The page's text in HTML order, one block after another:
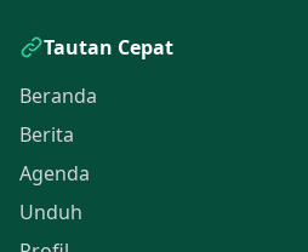
Tautan Cepat
Beranda
Berita
Agenda
Unduh